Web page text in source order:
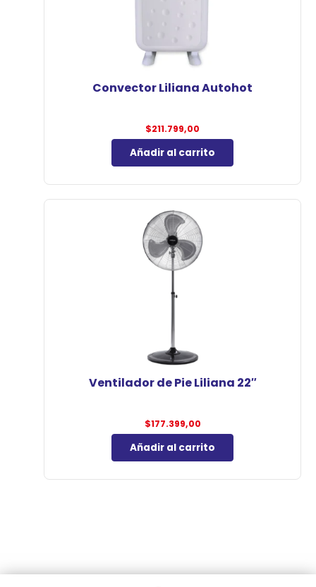
Convector Liliana Autohot
$211.799,00
Añadir al carrito
Ventilador de Pie Liliana 22″
$177.399,00
Añadir al carrito